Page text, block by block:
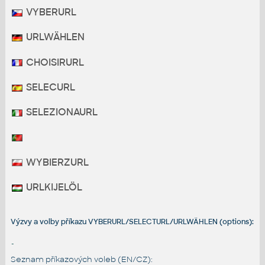
VYBERURL
URLWÄHLEN
CHOISIRURL
SELECURL
SELEZIONAURL
WYBIERZURL
URLKIJELÖL
Výzvy a volby příkazu VYBERURL/SELECTURL/URLWÄHLEN (options):
-
Seznam příkazových voleb (EN/CZ):